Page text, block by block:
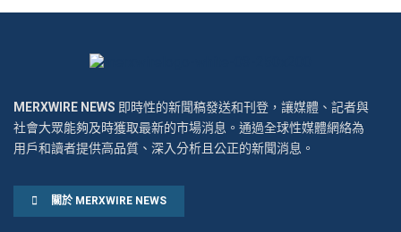
MERXWIRE NEWS 即時性的新聞稿發送和刊登，讓媒體、記者與
社會大眾能夠及時獲取最新的市場消息。通過全球性媒體網絡為
用戶和讀者提供高品質、深入分析且公正的新聞消息。
關於 MERXWIRE NEWS